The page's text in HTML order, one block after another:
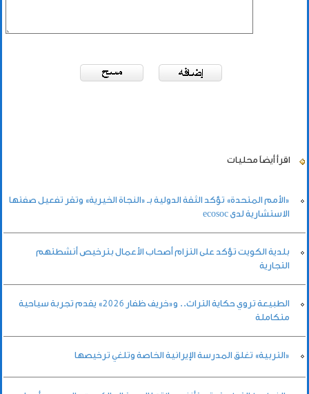
اقرأ أيضاً محليات
«الأمم المتحدة» تؤكد الثقة الدولية بـ «النجاة الخيرية» وتقر تفعيل صفتها
الاستشارية لدى ecosoc
بلدية الكويت تؤكد على التزام أصحاب الأعمال بترخيص أنشطتهم
التجارية
الطبيعة تروي حكاية التراث.. و«خريف ظفار 2026» يقدم تجربة سياحية
متكاملة
«التربية» تغلق المدرسة الإيرانية الخاصة وتلغي ترخيصها